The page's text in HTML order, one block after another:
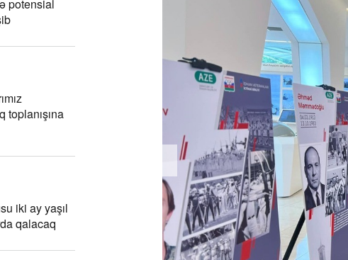
potensial
toplanışına
iki ay yaşıl
qalacaq